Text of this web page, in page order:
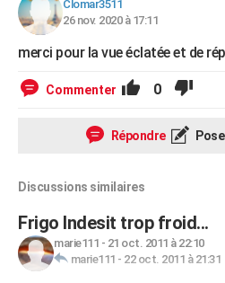
Clomar3511
26 nov. 2020 à 17:11
merci pour la vue éclatée et de
Commenter 0
Répondre
Discussions similaires
Frigo Indesit trop froid...
marie111 - 21 oct. 2011 à 22:10
marie111 - 22 oct. 2011 à 21:31